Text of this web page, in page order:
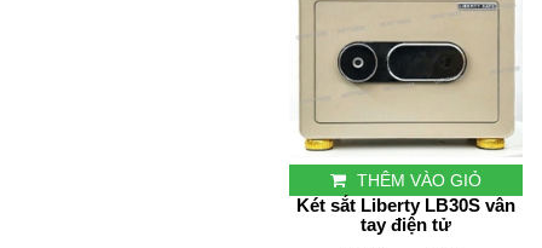
THÊM VÀO GIỎ
Két sắt Liberty LB30S vân
tay điện tử